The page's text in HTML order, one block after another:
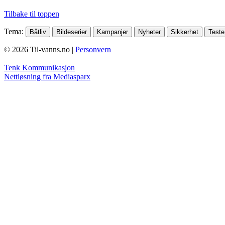
Tilbake til toppen
Tema: Båtliv Bildeserier Kampanjer Nyheter Sikkerhet
© 2026 Til-vanns.no | Personvern
Tenk Kommunikasjon
Nettløsning fra Mediasparx